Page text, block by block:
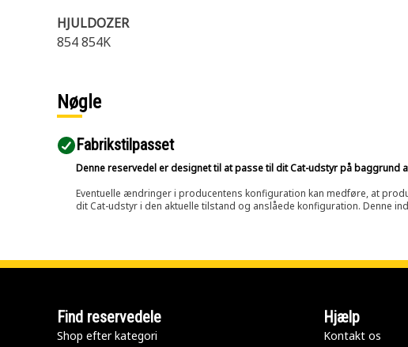
HJULDOZER
854 854K
Nøgle
Fabrikstilpasset
Denne reservedel er designet til at passe til dit Cat-udstyr på baggrund
Eventuelle ændringer i producentens konfiguration kan medføre, at
dit Cat-udstyr i den aktuelle tilstand og anslåede konfiguration. Denne
Find reservedele
Shop efter kategori
Hjælp
Kontakt os